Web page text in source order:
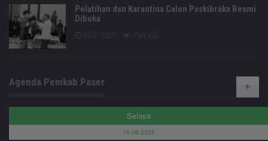
Pelatihan dan Karantina Calon Paskibraka Resmi
Dibuka
Agenda Pemkab Paser
Selasa
16-08-2022